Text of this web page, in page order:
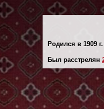
Родился в 1909
Был расстрелян